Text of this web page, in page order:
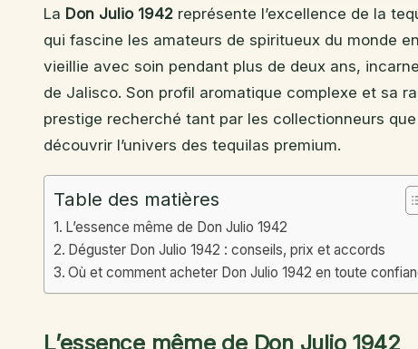
La Don Julio 1942 représente l’excellence de la
qui fascine les amateurs de spiritueux du monde
vieillie avec soin pendant plus de deux ans,
de Jalisco. Son profil aromatique complexe et sa
prestige recherché tant par les collectionneurs
découvrir l’univers des tequilas premium.
Table des matières
L’essence même de Don Julio 1942
Déguster Don Julio 1942 : conseils, prix et accords
Où et comment acheter Don Julio 1942 en toute
L’essence même de Don Julio 1942